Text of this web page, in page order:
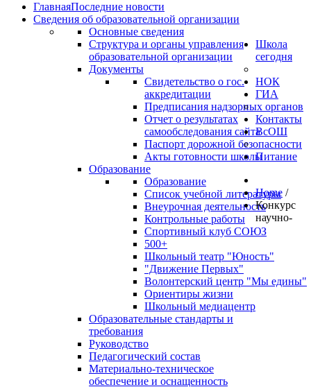
ГлавнаяПоследние новости
Сведения об образовательной организации
Основные сведения
Структура и органы управления
образовательной организации
Документы
Свидетельство о гос.
аккредитации
Предписания надзорных органов
Отчет о результатах
самообследования сайта
Паспорт дорожной безопасности
Акты готовности школы
Образование
Образование
Список учебной литературы
Внеурочная деятельность
Контрольные работы
Спортивный клуб СОЮЗ
500+
Школьный театр "Юность"
"Движение Первых"
Волонтерский центр "Мы едины"
Ориентиры жизни
Школьный медиацентр
Образовательные стандарты и
требования
Руководство
Педагогический состав
Материально-техническое
обеспечение и оснащенность
Школа
сегодня
НОК
ГИА
Контакты
ВсОШ
Питание
Home /
Конкурс
научно-